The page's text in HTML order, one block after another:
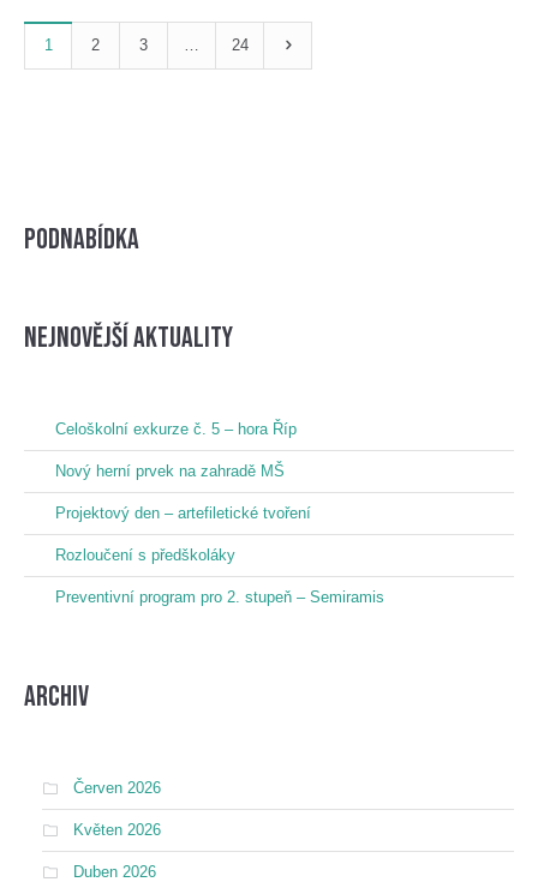
1 2 3 … 24
Podnabídka
nejnovější aktuality
Celoškolní exkurze č. 5 – hora Říp
Nový herní prvek na zahradě MŠ
Projektový den – artefiletické tvoření
Rozloučení s předškoláky
Preventivní program pro 2. stupeň – Semiramis
Archiv
Červen 2026
Květen 2026
Duben 2026